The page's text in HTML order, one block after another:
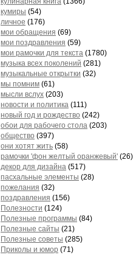
кумиры (54)
личное (176)
мои обращения (69)
мои поздравления (59)
мои рамочки для текста (1780)
музыка всех поколений (281)
музыкальные открытки (32)
мы помним (61)
мысли вслух (203)
новости и политика (111)
новый год и рождество (242)
обои для рабочего стола (203)
общество (397)
они хотят жить (58)
рамочки 'фон желтый оранжевый' (26)
декор для дизайна (517)
пасхальные элементы (28)
пожелания (32)
поздравления (156)
Полезности (124)
Полезные программы (84)
Полезные сайты (21)
Полезные советы (285)
Приколы и юмор (71)